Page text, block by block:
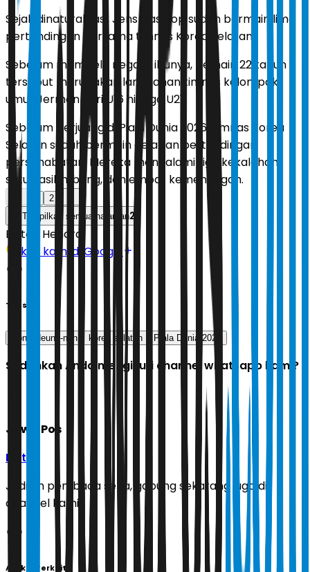
Sejak dinaturalisasi, Jens Castrop sudah bermain lima
pertandingan bersama timnas Korea Selatan.
Sebelum membela negara ibunya, pemain 22 tahun
tersebut merupakan langganan timnas kelompok
umur Jerman dari U16 hingga U21.
Sebelum berjuang di Piala Dunia 2026, timnas Korea
Selatan sudah bermain delapan pertandingan
persahabatan. Mereka mengalami tiga kekalahan,
satu hasil imbang, dan empat kemenangan.
2
Tampilkan semua halaman2
Editor: Hendra
Ikuti kami di Google
Tags
Song Heung-min korea selatan Piala Dunia 2020
Sudahkah Anda mengikuti channel whatsapp kami?
Jawa Pos
Ikuti
Jadilah pembaca setia, gabung sekarang juga di
channel kami!
Artikel Terkait